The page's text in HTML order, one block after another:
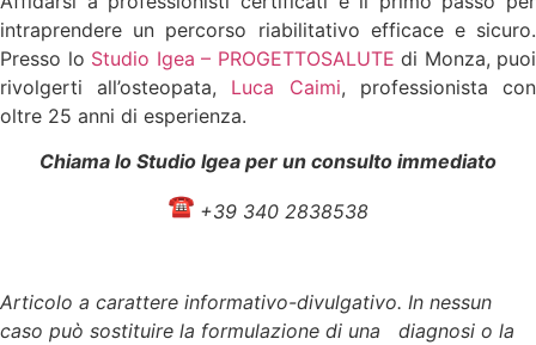
intraprendere un percorso riabilitativo efficace e sicuro.
Presso lo Studio Igea – PROGETTOSALUTE di Monza, puoi
rivolgerti all’osteopata, Luca Caimi, professionista con
oltre 25 anni di esperienza.
Chiama lo Studio Igea per un consulto immediato
+39 340 2838538
Articolo a carattere informativo-divulgativo. In nessun
caso può sostituire la formulazione di una diagnosi o la